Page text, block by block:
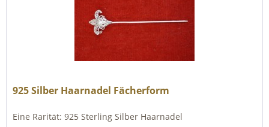
925 Silber Haarnadel Fächerform
Eine Rarität: 925 Sterling Silber Haarnadel